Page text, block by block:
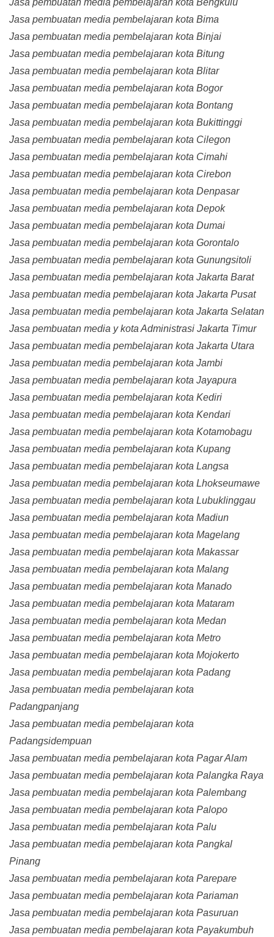
Jasa pembuatan media pembelajaran kota Bengkulu
Jasa pembuatan media pembelajaran kota Bima
Jasa pembuatan media pembelajaran kota Binjai
Jasa pembuatan media pembelajaran kota Bitung
Jasa pembuatan media pembelajaran kota Blitar
Jasa pembuatan media pembelajaran kota Bogor
Jasa pembuatan media pembelajaran kota Bontang
Jasa pembuatan media pembelajaran kota Bukittinggi
Jasa pembuatan media pembelajaran kota Cilegon
Jasa pembuatan media pembelajaran kota Cimahi
Jasa pembuatan media pembelajaran kota Cirebon
Jasa pembuatan media pembelajaran kota Denpasar
Jasa pembuatan media pembelajaran kota Depok
Jasa pembuatan media pembelajaran kota Dumai
Jasa pembuatan media pembelajaran kota Gorontalo
Jasa pembuatan media pembelajaran kota Gunungsitoli
Jasa pembuatan media pembelajaran kota Jakarta Barat
Jasa pembuatan media pembelajaran kota Jakarta Pusat
Jasa pembuatan media pembelajaran kota Jakarta Selatan
Jasa pembuatan media y kota Administrasi Jakarta Timur
Jasa pembuatan media pembelajaran kota Jakarta Utara
Jasa pembuatan media pembelajaran kota Jambi
Jasa pembuatan media pembelajaran kota Jayapura
Jasa pembuatan media pembelajaran kota Kediri
Jasa pembuatan media pembelajaran kota Kendari
Jasa pembuatan media pembelajaran kota Kotamobagu
Jasa pembuatan media pembelajaran kota Kupang
Jasa pembuatan media pembelajaran kota Langsa
Jasa pembuatan media pembelajaran kota Lhokseumawe
Jasa pembuatan media pembelajaran kota Lubuklinggau
Jasa pembuatan media pembelajaran kota Madiun
Jasa pembuatan media pembelajaran kota Magelang
Jasa pembuatan media pembelajaran kota Makassar
Jasa pembuatan media pembelajaran kota Malang
Jasa pembuatan media pembelajaran kota Manado
Jasa pembuatan media pembelajaran kota Mataram
Jasa pembuatan media pembelajaran kota Medan
Jasa pembuatan media pembelajaran kota Metro
Jasa pembuatan media pembelajaran kota Mojokerto
Jasa pembuatan media pembelajaran kota Padang
Jasa pembuatan media pembelajaran kota
Padangpanjang
Jasa pembuatan media pembelajaran kota
Padangsidempuan
Jasa pembuatan media pembelajaran kota Pagar Alam
Jasa pembuatan media pembelajaran kota Palangka Raya
Jasa pembuatan media pembelajaran kota Palembang
Jasa pembuatan media pembelajaran kota Palopo
Jasa pembuatan media pembelajaran kota Palu
Jasa pembuatan media pembelajaran kota Pangkal
Pinang
Jasa pembuatan media pembelajaran kota Parepare
Jasa pembuatan media pembelajaran kota Pariaman
Jasa pembuatan media pembelajaran kota Pasuruan
Jasa pembuatan media pembelajaran kota Payakumbuh